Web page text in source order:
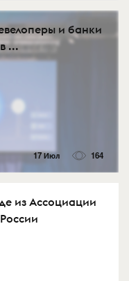
и банки
...
17 Июл 164
из Ассоциации